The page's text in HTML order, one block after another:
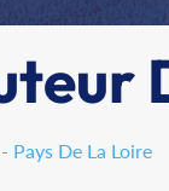
Pays De La Loire